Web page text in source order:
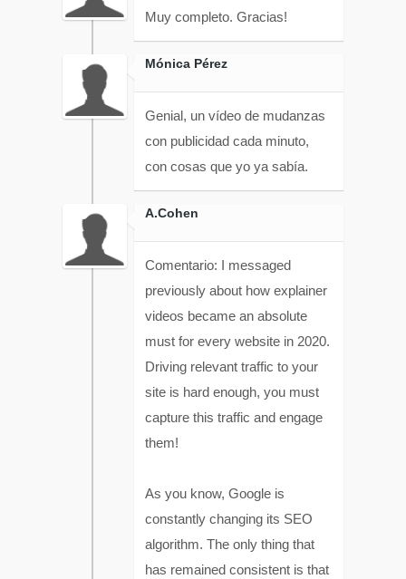
Muy completo. Gracias!
Mónica Pérez
Genial, un vídeo de mudanzas
con publicidad cada minuto,
con cosas que yo ya sabía.
A.Cohen
Comentario: I messaged
previously about how explainer
videos became an absolute
must for every website in 2020.
Driving relevant traffic to your
site is hard enough, you must
capture this traffic and engage
them!
As you know, Google is
constantly changing its SEO
algorithm. The only thing that
has remained consistent is that